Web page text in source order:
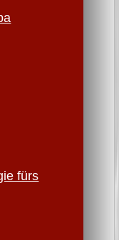
fürs